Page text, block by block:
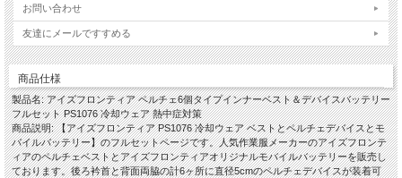
お問い合わせ
友達にメールですすめる
商品仕様
製品名: アイズフロンティア ペルチェ6個タイプインナーベスト＆デバイスバッテリー
フルセット PS1076 冷却ウェア 熱中症対策
商品説明: 【アイズフロンティア PS1076 冷却ウェア ベストとペルチェデバイスとモ
バイルバッテリー】のフルセットページです。人気作業服メーカーのアイズフロンテ
ィアのペルチェベストとアイズフロンティアオリジナルモバイルバッテリーを販売し
ております。後ろ衿首と背面両脇の計6ヶ所に直径5cmのペルチェデバイスが装着可